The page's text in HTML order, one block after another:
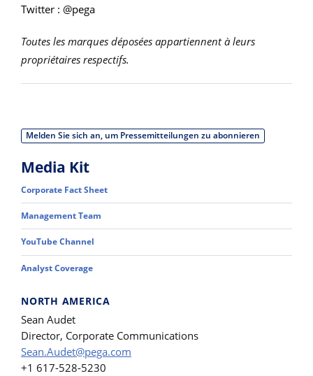
Twitter : @pega
Toutes les marques déposées appartiennent à leurs
propriétaires respectifs.
Melden Sie sich an, um Pressemitteilungen zu abonnieren
Media Kit
Corporate Fact Sheet
Management Team
YouTube Channel
Analyst Coverage
NORTH AMERICA
Sean Audet
Director, Corporate Communications
Sean.Audet@pega.com
+1 617-528-5230